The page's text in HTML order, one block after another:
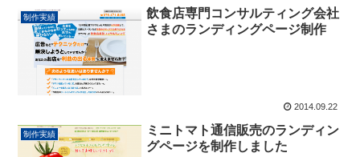
制作実績
飲食店専門コンサルティング会社
さまのランディングページ制作
2014.09.22
制作実績
ミニトマト通信販売のランディン
グページを制作しました